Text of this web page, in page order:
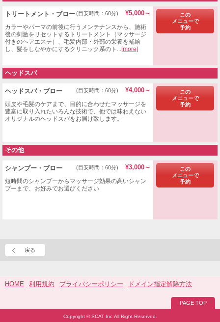
​トリートメント・ブロー(目安時間：60分) ¥5,000～
カラーやパーマの前後に行うメンテナンスから、施術
後の刺激をリセットするトリートメント（マッサージ
付きのヘアエステ）、毛髪内部・外部の栄養を補給
し、髪をしなやかにするクリニック系のト...[more]
この
メニューで
予約
ヘッドスパ
ヘッドスパ・ブロー (目安時間：60分) ¥4,000～
頭皮や毛髪のケアまで、目的に合わせたマッサージを
豊富に取り入れたいろんな技術で、他では味わえない
オリジナルのヘッドスパをお届け致します。
この
メニューで
予約
その他
​シャンプー・ブロー (目安時間：60分) ¥3,000～
短時間のシャンプーからマッサージ効果の高いシャン
プーまで、お好みでお選びください
この
メニューで
予約
戻る
HOME 利用規約 プライバシーポリシー ドメイン指定解除方法
PAGE TOP
Copyright © SCAT Inc.All Right Reserved.